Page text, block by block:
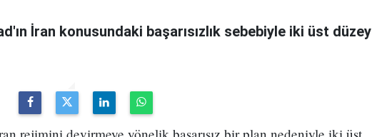
İran konusundaki başarısızlık sebebiyle iki üst düzey